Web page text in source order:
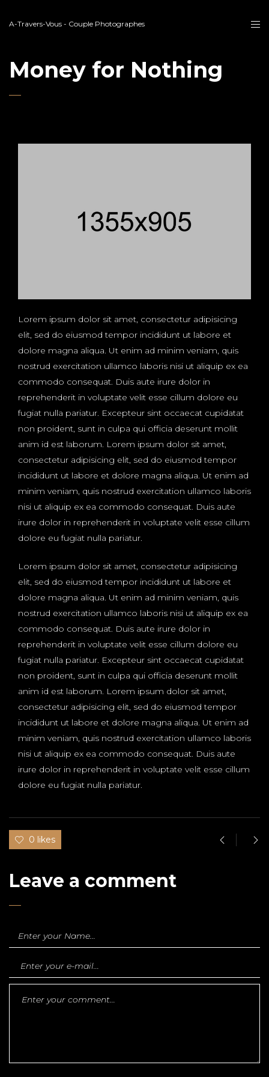
A-Travers-Vous - Couple Photographes
Money for Nothing
Lorem ipsum dolor sit amet, consectetur adipisicing
elit, sed do eiusmod tempor incididunt ut labore et
dolore magna aliqua. Ut enim ad minim veniam, quis
nostrud exercitation ullamco laboris nisi ut aliquip ex ea
commodo consequat. Duis aute irure dolor in
reprehenderit in voluptate velit esse cillum dolore eu
fugiat nulla pariatur. Excepteur sint occaecat cupidatat
non proident, sunt in culpa qui officia deserunt mollit
anim id est laborum. Lorem ipsum dolor sit amet,
consectetur adipisicing elit, sed do eiusmod tempor
incididunt ut labore et dolore magna aliqua. Ut enim ad
minim veniam, quis nostrud exercitation ullamco laboris
nisi ut aliquip ex ea commodo consequat. Duis aute
irure dolor in reprehenderit in voluptate velit esse cillum
dolore eu fugiat nulla pariatur.
Lorem ipsum dolor sit amet, consectetur adipisicing
elit, sed do eiusmod tempor incididunt ut labore et
dolore magna aliqua. Ut enim ad minim veniam, quis
nostrud exercitation ullamco laboris nisi ut aliquip ex ea
commodo consequat. Duis aute irure dolor in
reprehenderit in voluptate velit esse cillum dolore eu
fugiat nulla pariatur. Excepteur sint occaecat cupidatat
non proident, sunt in culpa qui officia deserunt mollit
anim id est laborum. Lorem ipsum dolor sit amet,
consectetur adipisicing elit, sed do eiusmod tempor
incididunt ut labore et dolore magna aliqua. Ut enim ad
minim veniam, quis nostrud exercitation ullamco laboris
nisi ut aliquip ex ea commodo consequat. Duis aute
irure dolor in reprehenderit in voluptate velit esse cillum
dolore eu fugiat nulla pariatur.
0 likes
Leave a comment